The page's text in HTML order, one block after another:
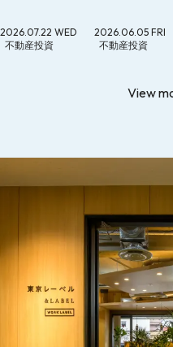
2026.07.22 WED
不動産投資
2026.06.05 FRI
不動産投資
View